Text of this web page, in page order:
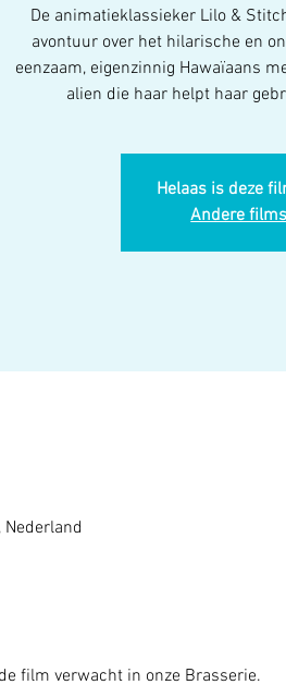
De animatieklassieker Lilo &
avontuur over het hilarische en
eenzaam, eigenzinnig Hawaïaans
alien die haar helpt haar
Helaas is deze
Andere
film verwacht in onze Brasserie.